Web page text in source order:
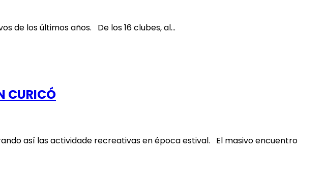
de los últimos años. De los 16 clubes, al…
CURICÓ
así las actividade recreativas en época estival. El masivo encuentro